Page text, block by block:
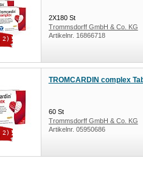
2X180 St
Trommsdorff GmbH & Co. KG
Artikelnr. 16866718
2)
TROMCARDIN complex
60 St
Trommsdorff GmbH & Co. KG
Artikelnr. 05950686
2)